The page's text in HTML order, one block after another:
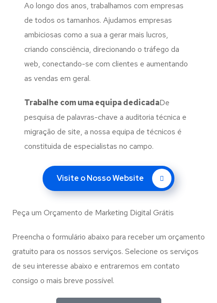
Ao longo dos anos, trabalhamos com empresas
de todos os tamanhos. Ajudamos empresas
ambiciosas como a sua a gerar mais lucros,
criando consciência, direcionando o tráfego da
web, conectando-se com clientes e aumentando
as vendas em geral.
Trabalhe com umaequipa dedicadaDe
pesquisa de palavras-chave a auditoria técnica e
migração de site, a nossa equipa de técnicos é
constituida de especialistas no campo.
Visite o Nosso Website
Peça um Orçamento de Marketing Digital Grátis
Preencha o formulário abaixo para receber um orçamento
gratuito para os nossos serviços. Selecione os serviços
de seu interesse abaixo e entraremos em contato
consigo o mais breve possível.